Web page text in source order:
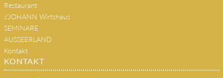
Restaurant
s'JOHANN Wirtshaus
SEMINARE
AUSSEERLAND
Kontakt
KONTAKT